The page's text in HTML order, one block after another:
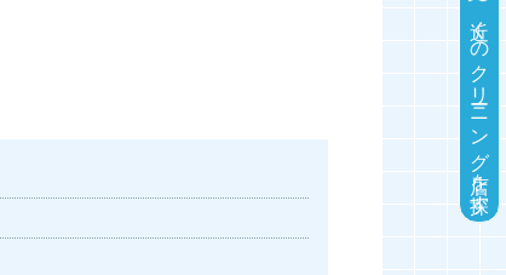
近くのクリーニング店を探す